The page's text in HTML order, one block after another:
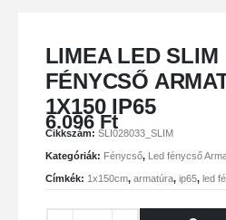
LIMEA LED SLIM
FÉNYCSŐ
1X150 IP65
6.096Ft
Cikkszám: SLI028033_SLIM
Kategóriák: Fénycső, Led fénycső
Címkék: 1x150cm, armatúra, ip65, led